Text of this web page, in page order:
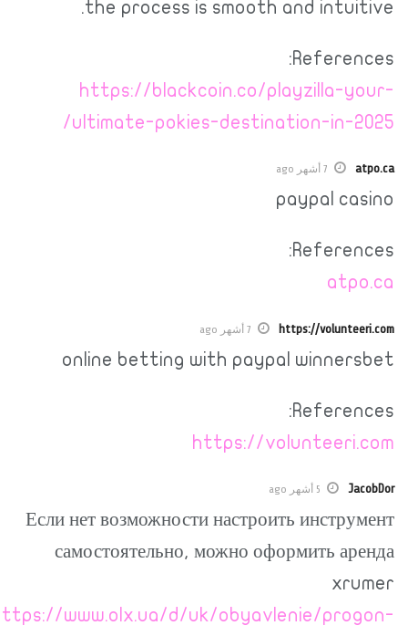
the process is smooth and intuitive.
References:
https://blackcoin.co/playzilla-your-
ultimate-pokies-destination-in-2025/
atpo.ca 7 أشهر ago
paypal casino
References:
atpo.ca
https://volunteeri.com 7 أشهر ago
online betting with paypal winnersbet
References:
https://volunteeri.com
JacobDor 5 أشهر ago
Если нет возможности настроить инструмент
самостоятельно, можно оформить аренда
xrumer
https://www.olx.ua/d/uk/obyavlenie/progon-